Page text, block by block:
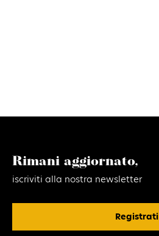
Rimani aggiornato,
iscriviti alla nostra newsletter
Registrati